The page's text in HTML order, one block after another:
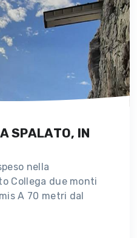
SPALATO, IN
nella
Collega due monti
A 70 metri dal